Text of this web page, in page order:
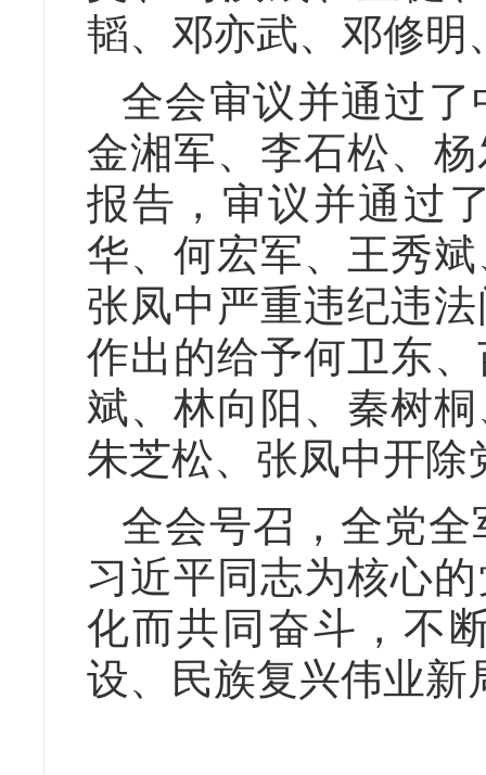
韬、邓亦武、邓修明
全会审议并通过
金湘军、李石松、
报告，审议并通过
华、何宏军、王秀
张凤中严重违纪违
作出的给予何卫东
斌、林向阳、秦树
朱芝松、张凤中开除
全会号召，全党
习近平同志为核心
化而共同奋斗，不
设、民族复兴伟业新